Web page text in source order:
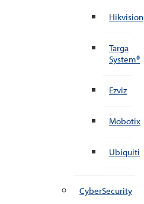
Hikvision
Targa
System®
Ezviz
Mobotix
Ubiquiti
CyberSecurity